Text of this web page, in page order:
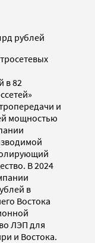
рублей
в 82
и
мощностью
В 2024
в
Востока
ЛЭП для
и Востока.